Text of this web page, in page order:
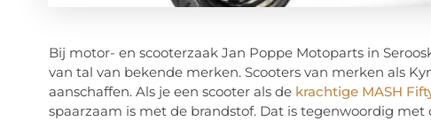
Bij motor- en scooterzaak Jan Poppe Motoparts in
van tal van bekende merken. Scooters van merken als
aanschaffen. Als je een scooter als de krachtige MASH
spaarzaam is met de brandstof. Dat is tegenwoordig